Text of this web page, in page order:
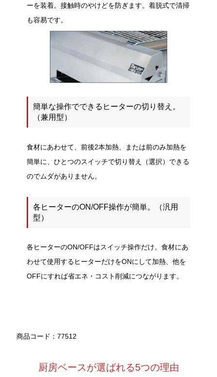
ーを装着。接触時のやけどを防ぎます。着脱式で清掃
も容易です。
簡単な操作でできるヒーターの切り替え。
（兼用型）
食材にあわせて、前後2本加熱、または前のみ加熱を
簡単に、ひとつのスイッチで切り替え（選択）できる
のでムダがありません。
各ヒーターのON/OFF操作が簡単。（汎用
型）
各ヒーターのON/OFFはスイッチ操作だけ。食材にあ
わせて使用するヒーターだけをONにして加熱、他を
OFFにすれば省エネ・コスト削減につながります。
商品コード：77512
厨房ベースが選ばれる5つの理由